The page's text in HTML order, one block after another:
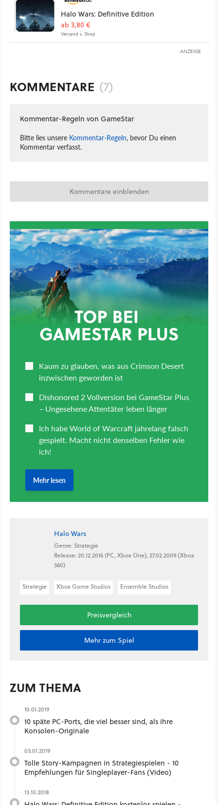
Halo Wars: Definitive Edition
ab 3,80 €
Versand s. Shop
ANZEIGE
KOMMENTARE (7)
Kommentar-Regeln von GameStar
Bitte lies unsere Kommentar-Regeln, bevor Du einen
Kommentar verfasst.
Kommentare einblenden
Halo Wars
Genre: Strategie
Release: 20.12.2016 (PC, Xbox One), 27.02.2009 (Xbox
360)
Strategie Xbox Game Studios Ensemble Studios
Preisvergleich
Mehr zum Spiel
ZUM THEMA
10.01.2019
10 späte PC-Ports, die viel besser sind, als ihre
Konsolen-Originale
03.01.2019
Tolle Story-Kampagnen in Strategiespielen - 10
Empfehlungen für Singleplayer-Fans (Video)
13.10.2018